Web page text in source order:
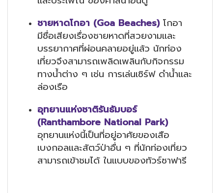
ชายหาดโกอา (Goa Beaches)โกอา
มีชื่อเสียงเรื่องชายหาดที่สวยงามและ
บรรยากาศที่ผ่อนคลายอยู่แล้ว นักท่อง
เที่ยวจึงสามารถเพลิดเพลินกับกิจกรรม
ทางน้ำต่าง ๆ เช่น การเล่นเซิร์ฟ ดำน้ำและ
ล่องเรือ
อุทยานแห่งชาติรันธัมบอร์
(Ranthambore National Park)
อุทยานแห่งนี้เป็นที่อยู่อาศัยของเสือ
เบงกอลและสัตว์ป่าอื่น ๆ ที่นักท่องเที่ยว
สามารถเข้าชมได้ ในแบบของทัวร์ซาฟารี